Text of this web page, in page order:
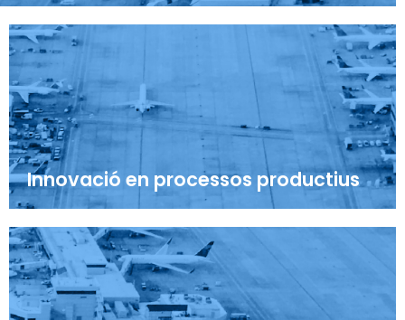
Innovació en processos productius